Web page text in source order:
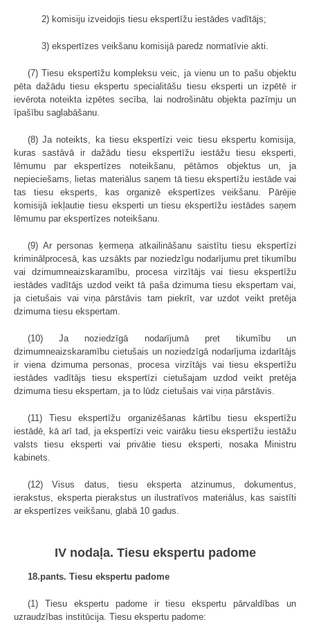
2) komisiju izveidojis tiesu ekspertīžu iestādes vadītājs;
3) ekspertīzes veikšanu komisijā paredz normatīvie akti.
(7) Tiesu ekspertīžu kompleksu veic, ja vienu un to pašu objektu
pēta dažādu tiesu ekspertu specialitāšu tiesu eksperti un izpētē ir
ievērota noteikta izpētes secība, lai nodrošinātu objekta pazīmju un
īpašību saglabāšanu.
(8) Ja noteikts, ka tiesu ekspertīzi veic tiesu ekspertu komisija,
kuras sastāvā ir dažādu tiesu ekspertīžu iestāžu tiesu eksperti,
lēmumu par ekspertīzes noteikšanu, pētāmos objektus un, ja
nepieciešams, lietas materiālus saņem tā tiesu ekspertīžu iestāde vai
tas tiesu eksperts, kas organizē ekspertīzes veikšanu. Pārējie
komisijā iekļautie tiesu eksperti un tiesu ekspertīžu iestādes saņem
lēmumu par ekspertīzes noteikšanu.
(9) Ar personas ķermeņa atkailināšanu saistītu tiesu ekspertīzi
kriminālprocesā, kas uzsākts par noziedzīgu nodarījumu pret tikumību
vai dzimumneaizskaramību, procesa virzītājs vai tiesu ekspertīžu
iestādes vadītājs uzdod veikt tā paša dzimuma tiesu ekspertam vai,
ja cietušais vai viņa pārstāvis tam piekrīt, var uzdot veikt pretēja
dzimuma tiesu ekspertam.
(10) Ja noziedzīgā nodarījumā pret tikumību un
dzimumneaizskaramību cietušais un noziedzīgā nodarījuma izdarītājs
ir viena dzimuma personas, procesa virzītājs vai tiesu ekspertīžu
iestādes vadītājs tiesu ekspertīzi cietušajam uzdod veikt pretēja
dzimuma tiesu ekspertam, ja to lūdz cietušais vai viņa pārstāvis.
(11) Tiesu ekspertīžu organizēšanas kārtību tiesu ekspertīžu
iestādē, kā arī tad, ja ekspertīzi veic vairāku tiesu ekspertīžu iestāžu
valsts tiesu eksperti vai privātie tiesu eksperti, nosaka Ministru
kabinets.
(12) Visus datus, tiesu eksperta atzinumus, dokumentus,
ierakstus, eksperta pierakstus un ilustratīvos materiālus, kas saistīti
ar ekspertīzes veikšanu, glabā 10 gadus.
IV nodaļa. Tiesu ekspertu padome
18.pants. Tiesu ekspertu padome
(1) Tiesu ekspertu padome ir tiesu ekspertu pārvaldības un
uzraudzības institūcija. Tiesu ekspertu padome: